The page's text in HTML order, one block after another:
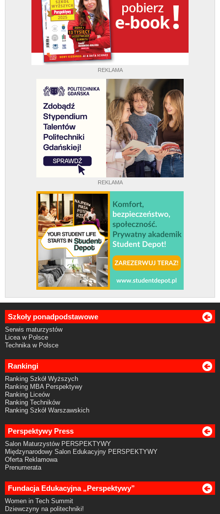
REKLAMA
REKLAMA
Szkoły ponadpodstawowe
Serwis maturzystów
Licea w Polsce
Technika w Polsce
Rankingi
Ranking Szkół Wyższych
Ranking MBA Perspektywy
Ranking Liceów
Ranking Techników
Ranking Szkół Warszawskich
Perspektywy Press
Salon Maturzystów PERSPEKTYWY
Międzynarodowy Salon Edukacyjny PERSPEKTYWY
Oferta Reklamowa
Prenumerata
Fundacja Edukacyjna „Perspektywy”
Women in Tech Summit
Dziewczyny na politechniki!